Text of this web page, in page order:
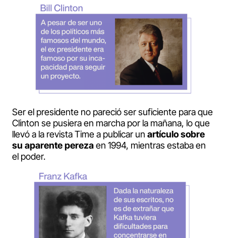
Ser el presidente no pareció ser suficiente para que
Clinton se pusiera en marcha por la mañana, lo que
llevó a la revista Time a publicar un artículo sobre
su aparente perezaen 1994, mientras estaba en
el poder.